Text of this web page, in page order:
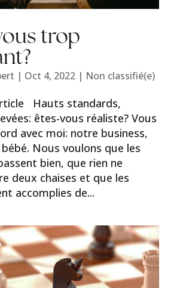
trop
| Oct 4, 2022| Non classifié(e)
Hauts standards,
êtes-vous réaliste? Vous
avec moi: notre business,
Nous voulons que les
bien, que rien ne
deux chaises et que les
accomplies de...